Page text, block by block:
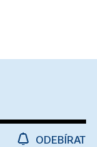
ODEBÍRAT